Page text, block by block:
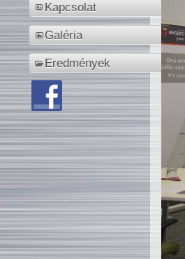
Kapcsolat
Galéria
Eredmények